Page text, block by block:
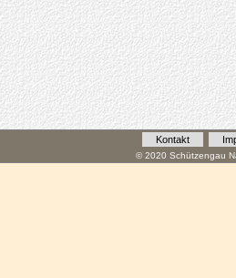
Kontakt
© 2020 Schützengau